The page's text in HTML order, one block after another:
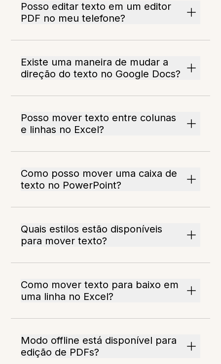
Posso editar texto em um editor
PDF no meu telefone?
Existe uma maneira de mudar a
direção do texto no Google Docs?
Posso mover texto entre colunas
e linhas no Excel?
Como posso mover uma caixa de
texto no PowerPoint?
Quais estilos estão disponíveis
para mover texto?
Como mover texto para baixo em
uma linha no Excel?
Modo offline está disponível para
edição de PDFs?